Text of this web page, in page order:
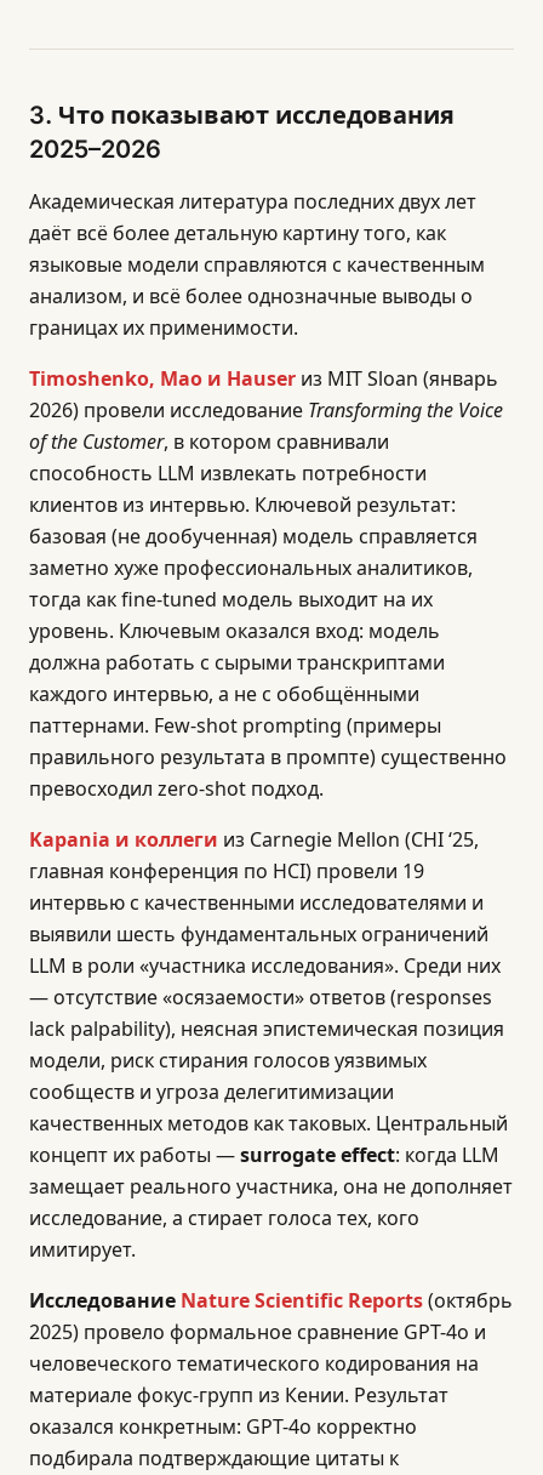
3. Что показывают исследования
2025–2026
Академическая литература последних двух лет
даёт всё более детальную картину того, как
языковые модели справляются с качественным
анализом, и всё более однозначные выводы о
границах их применимости.
Timoshenko, Mao и Hauser из MIT Sloan (январь
2026) провели исследование Transforming the Voice
of the Customer, в котором сравнивали
способность LLM извлекать потребности
клиентов из интервью. Ключевой результат:
базовая (не дообученная) модель справляется
заметно хуже профессиональных аналитиков,
тогда как fine-tuned модель выходит на их
уровень. Ключевым оказался вход: модель
должна работать с сырыми транскриптами
каждого интервью, а не с обобщёнными
паттернами. Few-shot prompting (примеры
правильного результата в промпте) существенно
превосходил zero-shot подход.
Kapania и коллеги из Carnegie Mellon (CHI ‘25,
главная конференция по HCI) провели 19
интервью с качественными исследователями и
выявили шесть фундаментальных ограничений
LLM в роли «участника исследования». Среди них
— отсутствие «осязаемости» ответов (responses
lack palpability), неясная эпистемическая позиция
модели, риск стирания голосов уязвимых
сообществ и угроза делегитимизации
качественных методов как таковых. Центральный
концепт их работы —surrogate effect: когда LLM
замещает реального участника, она не дополняет
исследование, а стирает голоса тех, кого
имитирует.
Исследование Nature Scientific Reports(октябрь
2025) провело формальное сравнение GPT-4o и
человеческого тематического кодирования на
материале фокус-групп из Кении. Результат
оказался конкретным: GPT-4o корректно
подбирала подтверждающие цитаты к